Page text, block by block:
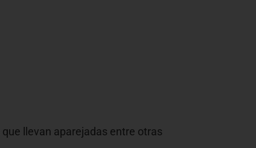
que llevan aparejadas entre otras